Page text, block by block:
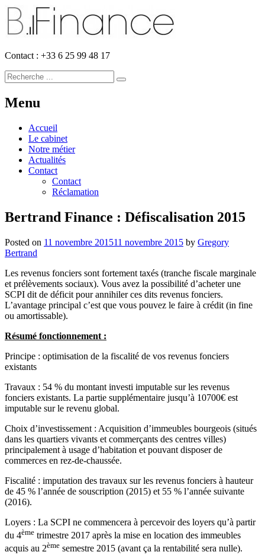
Contact : +33 6 25 99 48 17
Menu
Accueil
Le cabinet
Notre métier
Actualités
Contact
Contact
Réclamation
Bertrand Finance : Défiscalisation 2015
Posted on 11 novembre 201511 novembre 2015 by Gregory
Bertrand
Les revenus fonciers sont fortement taxés (tranche fiscale marginale
et prélèvements sociaux). Vous avez la possibilité d’acheter une
SCPI dit de déficit pour annihiler ces dits revenus fonciers.
L’avantage principal c’est que vous pouvez le faire à crédit (in fine
ou amortissable).
Résumé fonctionnement :
Principe : optimisation de la fiscalité de vos revenus fonciers
existants
Travaux : 54 % du montant investi imputable sur les revenus
fonciers existants. La partie supplémentaire jusqu’à 10700€ est
imputable sur le revenu global.
Choix d’investissement : Acquisition d’immeubles bourgeois (situés
dans les quartiers vivants et commerçants des centres villes)
principalement à usage d’habitation et pouvant disposer de
commerces en rez-de-chaussée.
Fiscalité : imputation des travaux sur les revenus fonciers à hauteur
de 45 % l’année de souscription (2015) et 55 % l’année suivante
(2016).
Loyers : La SCPI ne commencera à percevoir des loyers qu’à partir
du 4ème trimestre 2017 après la mise en location des immeubles
acquis au 2ème semestre 2015 (avant ça la rentabilité sera nulle).